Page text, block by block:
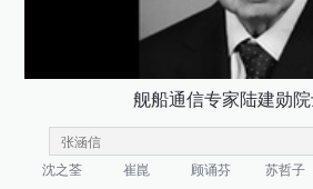
舰船通信专家陆建勋
沈之荃 崔崑 顾诵芬 苏哲子